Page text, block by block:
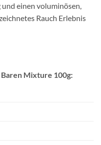
einen voluminösen,
Rauch Erlebnis
Mixture 100g: